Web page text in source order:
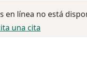
en línea no está
una cita